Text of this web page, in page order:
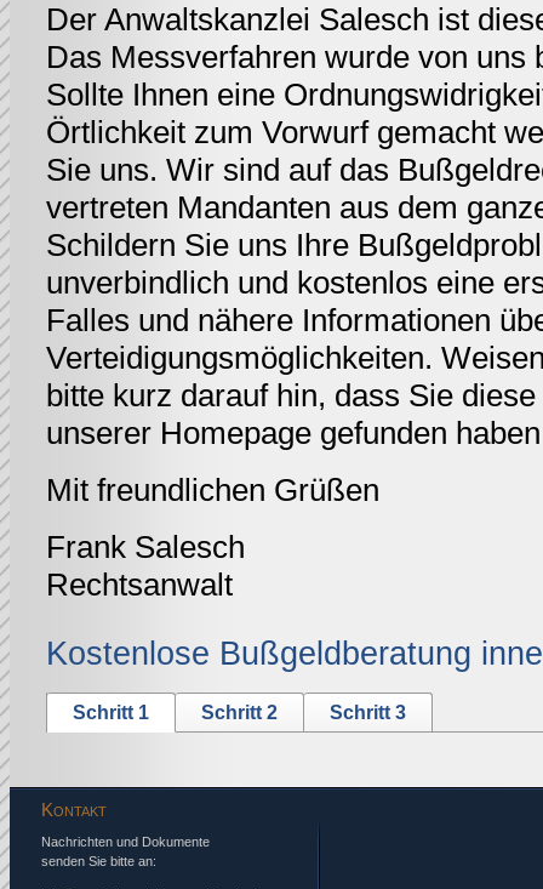
Der Anwaltskanzlei Salesch ist
Das Messverfahren wurde von uns
Sollte Ihnen eine
Örtlichkeit zum Vorwurf gemacht
Sie uns. Wir sind auf das
vertreten Mandanten aus dem
Schildern Sie uns Ihre
unverbindlich und kostenlos eine
Falles und nähere Informationen
Verteidigungsmöglichkeiten.
bitte kurz darauf hin, dass Sie
unserer Homepage gefunden
Mit freundlichen Grüßen
Frank Salesch
Rechtsanwalt
Kostenlose Bußgeldberatung
Schritt 1 Schritt 2 Schritt 3
Kontakt
Nachrichten und Dokumente
senden Sie bitte an: